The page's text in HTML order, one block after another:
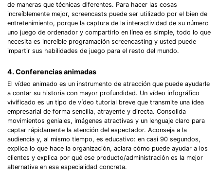
de maneras que técnicas diferentes. Para hacer las cosas
increíblemente mejor, screencasts puede ser utilizado por el bien de
entretenimiento, porque la captura de la interactividad de su número
uno juego de ordenador y compartirlo en línea es simple, todo lo que
necesita es increíble programación screencasting y usted puede
impartir sus habilidades de juego para el resto del mundo.
4. Conferencias animadas
El vídeo animado es un instrumento de atracción que puede ayudarle
a contar su historia con mayor profundidad. Un vídeo infográfico
vivificado es un tipo de vídeo tutorial breve que transmite una idea
empresarial de forma sencilla, atrayente y directa. Consolida
movimientos geniales, imágenes atractivas y un lenguaje claro para
captar rápidamente la atención del espectador. Aconseja a la
audiencia y, al mismo tiempo, es educativo: en casi 90 segundos,
explica lo que hace la organización, aclara cómo puede ayudar a los
clientes y explica por qué ese producto/administración es la mejor
alternativa en esa especialidad concreta.